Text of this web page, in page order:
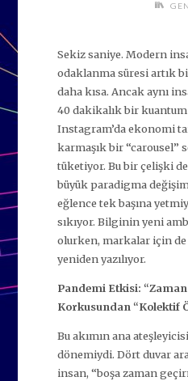
Sekiz saniye. Modern
odaklanma süresi artık
daha kısa. Ancak aynı
40 dakikalık bir
Instagram’da ekonomi
karmaşık bir “carousel”
tüketiyor. Bu bir çelişki
büyük paradigma
eğlence tek başına
sıkıyor. Bilginin yeni
olurken, markalar için de
yeniden yazılıyor.
Pandemi Etkisi:
Korkusundan “Kolektif
Bu akımın ana
dönemiydi. Dört duvar
insan, “boşa zaman